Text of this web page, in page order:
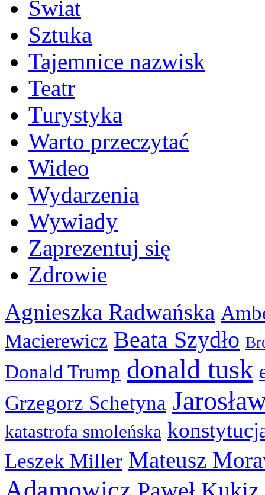
Świat
Sztuka
Tajemnice nazwisk
Teatr
Turystyka
Warto przeczytać
Wideo
Wydarzenia
Wywiady
Zaprezentuj się
Zdrowie
Agnieszka Radwańska
Macierewicz Beata Szydło
Donald Trump donald tusk
Grzegorz Schetyna
katastrofa smoleńska
Leszek Miller Mateusz